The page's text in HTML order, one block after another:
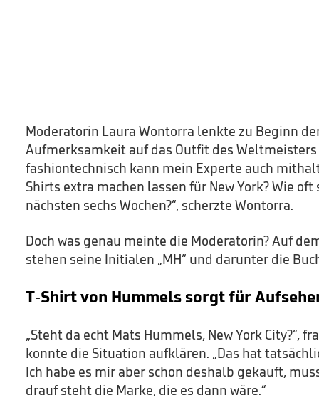
Moderatorin Laura Wontorra lenkte zu Beginn
Aufmerksamkeit auf das Outfit des Weltmeisters
fashiontechnisch kann mein Experte auch
Shirts extra machen lassen für New York? Wie
nächsten sechs Wochen?“, scherzte Wontorra.
Doch was genau meinte die Moderatorin? Auf
stehen seine Initialen „MH“ und darunter die
T-Shirt von Hummels sorgt für
„Steht da echt Mats Hummels, New York City?“,
konnte die Situation aufklären. „Das hat
Ich habe es mir aber schon deshalb gekauft,
drauf steht die Marke, die es dann wäre.“